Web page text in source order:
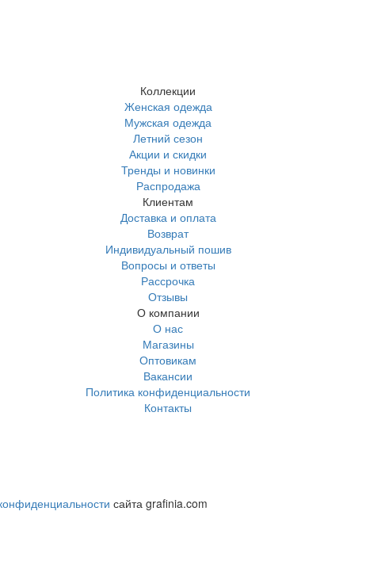
Коллекции
Женская одежда
Мужская одежда
Летний сезон
Акции и скидки
Тренды и новинки
Распродажа
Клиентам
Доставка и оплата
Возврат
Индивидуальный пошив
Вопросы и ответы
Рассрочка
Отзывы
О компании
О нас
Магазины
Оптовикам
Вакансии
Политика конфиденциальности
Контакты
сайта grafinia.com